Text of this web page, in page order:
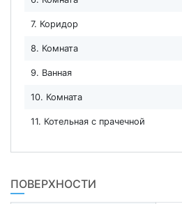
7. Коридор
8. Комната
9. Ванная
10. Комната
11. Котельная с прачечной
ПОВЕРХНОСТИ